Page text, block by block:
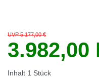
UVP 5.177,00 €
3.982,00
Inhalt 1 Stück